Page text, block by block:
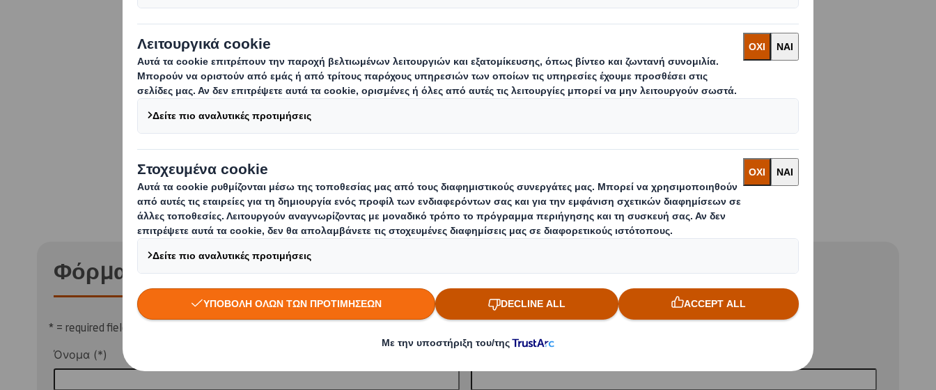
Αν θέλετε να μάθετε περισσότερα για τις μεθόδους με τις οποίες η
DS Smith μπορεί να σας βοηθήσει να αντεπεξέλθετε στις
προκλήσεις που συνεπάγεται η διάθεση του προϊόντος σας στην
αγορά, μην διστάσετε να επικοινωνήσετε μαζί μας.
Φόρμα Επικοινωνίας
* = required field
Όνομα